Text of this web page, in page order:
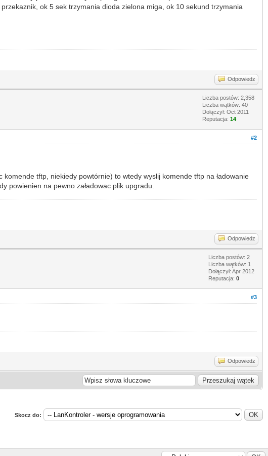
ok 5 sek trzymania dioda zielona miga, ok 10 sekund trzymania
Odpowiedz
Liczba postów: 2,358
Liczba wątków: 40
Dołączył: Oct 2011
Reputacja: 14
#2
tftp, niekiedy powtórnie) to wtedy wyslij komende tftp na ładowanie
powienien na pewno załadowac plik upgradu.
Odpowiedz
Liczba postów: 2
Liczba wątków: 1
Dołączył: Apr 2012
Reputacja: 0
#3
Odpowiedz
Skocz do: